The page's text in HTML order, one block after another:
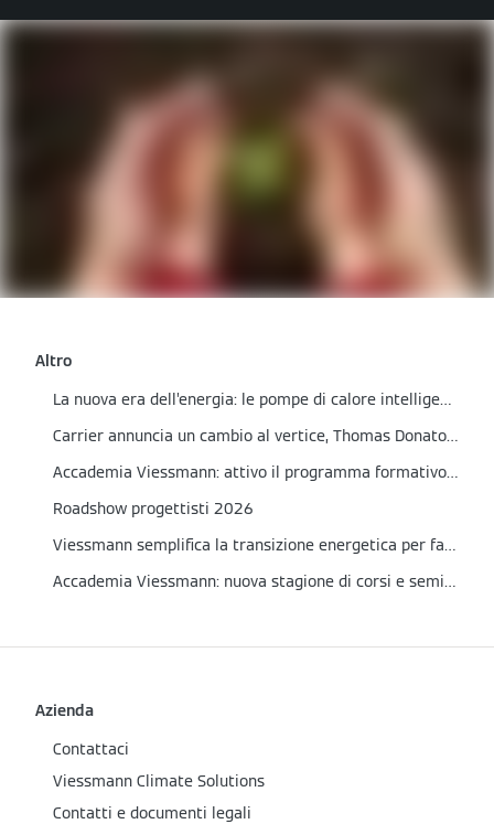
Altro
La nuova era dell’energia: le pompe di calore intelligenti Viessmann
Carrier annuncia un cambio al vertice, Thomas Donato nominato presidente
Accademia Viessmann: attivo il programma formativo del primo semestre 2026
Roadshow progettisti 2026
Viessmann semplifica la transizione energetica per famiglie e installatori
Accademia Viessmann: nuova stagione di corsi e seminari 2025
Azienda
Contattaci
Viessmann Climate Solutions
Contatti e documenti legali